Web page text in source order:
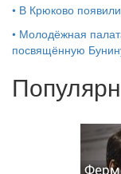
• В Крюково
• Молодёжная
посвящённую